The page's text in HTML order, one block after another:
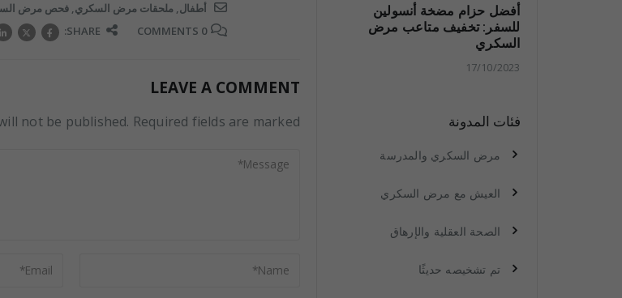
أطفال, ملحقات مرض السكري, فحص مرض
0 COMMENTS
SHARE:
LEAVE A COMMENT
not be published. Required fields are marked *
أفضل حزام مضخة أنسولين
للسفر: تخفيف متاعب مرض
السكري
17/10/2023
فئات المدونة
مرض السكري والمدرسة
العيش مع مرض السكري
الصحة العقلية والإرهاق
تم تشخيصه حديثًا